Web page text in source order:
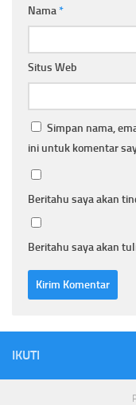
Nama*
Situs Web
Simpan nama,
ini untuk komentar
Beritahu saya akan
Beritahu saya akan
IKUTI